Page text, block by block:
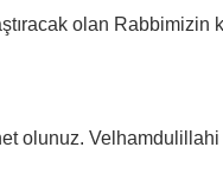
olan Rabbimizin
Velhamdulillahi